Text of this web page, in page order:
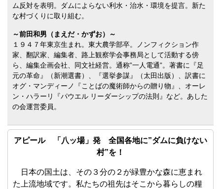
ム反対を表明。ダムによらない利水・治水・環境を提言。新た
な村づくりに取り組む。
～前田和男（まえだ・かずお）～
１９４７年東京生まれ。東大農学部卒。ノンフィクション作
家、翻訳家、編集者、路上観察学会事務局として活動する傍
ら、編集企画会社、同文社経営。通称”一人電通”。著書に『足
元の革命』（新潮選書）、『選挙参謀』（太田出版）、訳書に
オグ・マンディーノ『ことばの魔術師からの贈り物』、オーレ
ン・ハラーリ『パウエル リーダーシップの法則』など。あした
の会運営委員。
アピール 「八ッ場」発 全国各地に”ダムに負けない
村”を！
日本の国土は、その３分の２が緑豊かな森に恵まれ
た上流地域です。私たちの祖先はそこから暮らしの糧